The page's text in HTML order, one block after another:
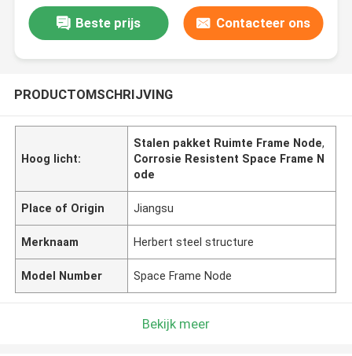
Beste prijs Contacteer ons
PRODUCTOMSCHRIJVING
Hoog licht:
Stalen pakket Ruimte Frame Node,
Corrosie Resistent Space Frame N
ode
Place of Origin Jiangsu
Merknaam Herbert steel structure
Model Number Space Frame Node
Bekijk meer